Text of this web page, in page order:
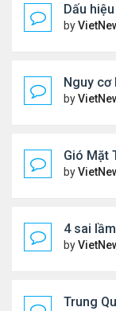
Dấu
by
Nguy cơ
by
Gió Mặt
by
4 sai
by
Trung